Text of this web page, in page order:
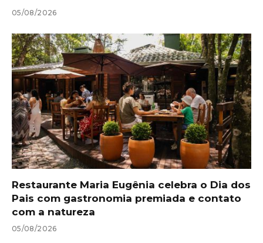
05/08/2026
Restaurante Maria Eugênia celebra o Dia dos
Pais com gastronomia premiada e contato
com a natureza
05/08/2026